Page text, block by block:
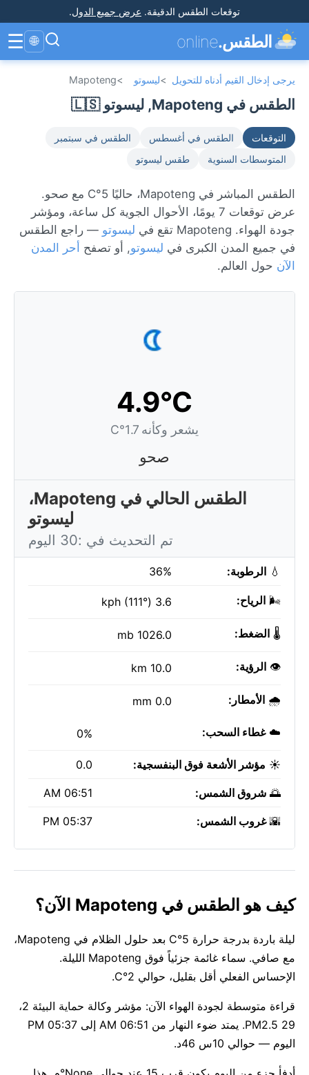
توقعات الطقس الدقيقة. عرض جميع الدول.
الطقس.online
🌐
☰
يرجى إدخال القيم أدناه للتحويل >ليسوتو >
Mapoteng
الطقس في Mapoteng, ليسوتو 🇱🇸
التوقعات الطقس في أغسطس
الطقس في سبتمبر
المتوسطات السنوية
طقس ليسوتو
الطقس المباشر في Mapoteng، حاليًا 5°C مع صحو.
عرض توقعات 7 يومًا، الأحوال الجوية كل ساعة، ومؤشر
جودة الهواء. Mapoteng تقع في
ليسوتو — راجع الطقس
في جميع المدن الكبرى في ليسوتو, أو تصفح أحر المدن
الآن حول العالم.
4.9°C
يشعر وكأنه 1.7°C
صحو
الطقس الحالي في Mapoteng،
ليسوتو
تم التحديث في :30 اليوم
💧 الرطوبة: 36%
🌬️ الرياح: 3.6 kph (111°)
🌡️ الضغط: 1026.0 mb
👁️ الرؤية: 10.0 km
🌧️ الأمطار: 0.0 mm
☁️غطاء السحب: 0%
☀️ مؤشر الأشعة فوق البنفسجية: 0.0
🌅 شروق الشمس: 06:51 AM
🌇غروب الشمس: 05:37 PM
كيف هو الطقس في Mapoteng الآن؟
ليلة باردة بدرجة حرارة 5°C بعد حلول الظلام في Mapoteng،
مع صافي. سماء غائمة جزئياً فوق Mapoteng الليلة.
الإحساس الفعلي أقل بقليل، حوالي 2°C.
قراءة متوسطة لجودة الهواء الآن: مؤشر وكالة حماية البيئة 2،
PM2.5 29. يمتد ضوء النهار من 06:51 AM إلى 05:37 PM
اليوم — حوالي 10س 46د.